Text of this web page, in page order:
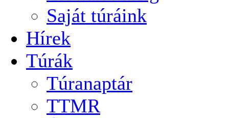
Saját túráink
Hírek
Túrák
Túranaptár
TTMR